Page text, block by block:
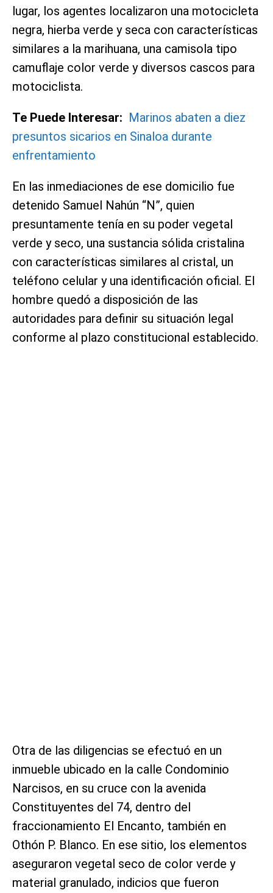
lugar, los agentes localizaron una motocicleta
negra, hierba verde y seca con características
similares a la marihuana, una camisola tipo
camuflaje color verde y diversos cascos para
motociclista.
Te Puede Interesar: Marinos abaten a diez
presuntos sicarios en Sinaloa durante
enfrentamiento
En las inmediaciones de ese domicilio fue
detenido Samuel Nahún “N”, quien
presuntamente tenía en su poder vegetal
verde y seco, una sustancia sólida cristalina
con características similares al cristal, un
teléfono celular y una identificación oficial. El
hombre quedó a disposición de las
autoridades para definir su situación legal
conforme al plazo constitucional establecido.
Otra de las diligencias se efectuó en un
inmueble ubicado en la calle Condominio
Narcisos, en su cruce con la avenida
Constituyentes del 74, dentro del
fraccionamiento El Encanto, también en
Othón P. Blanco. En ese sitio, los elementos
aseguraron vegetal seco de color verde y
material granulado, indicios que fueron